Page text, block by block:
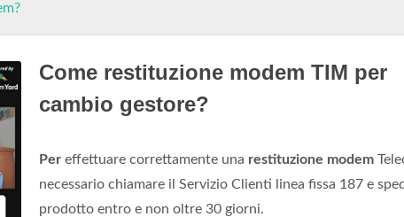
Come restituzione modem TIM per
cambio gestore?
Per effettuare correttamente una restituzione modem
necessario chiamare il Servizio Clienti linea fissa 187 e
prodotto entro e non oltre 30 giorni.